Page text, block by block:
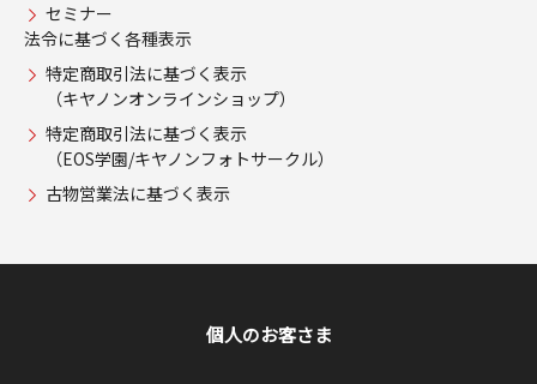
セミナー
法令に基づく各種表示
特定商取引法に基づく表示
（キヤノンオンラインショップ）
特定商取引法に基づく表示
（EOS学園/キヤノンフォトサークル）
古物営業法に基づく表示
個人のお客さま